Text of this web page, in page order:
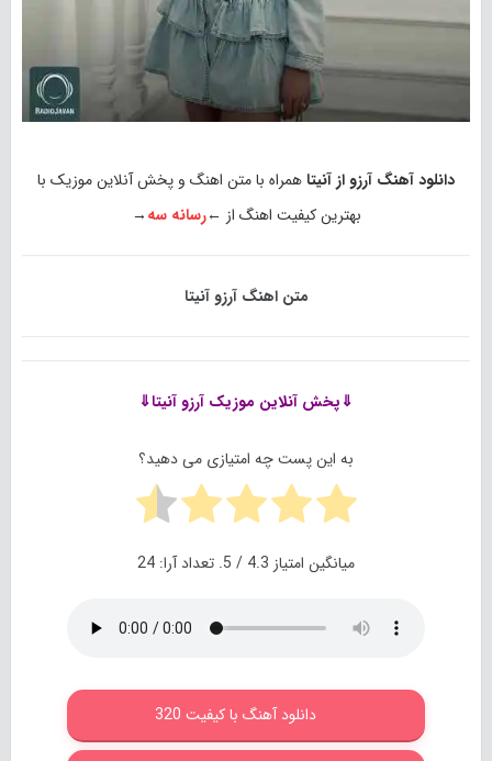
دانلود آهنگ آرزو از آنیتا همراه با متن اهنگ و پخش آنلاین موزیک با
بهترین کیفیت اهنگ از ←رسانه سه→
متن اهنگ آرزو آنیتا
⇓پخش آنلاین موزیک آرزو آنیتا⇓
به این پست چه امتیازی می دهید؟
میانگین امتیاز 4.3 / 5. تعداد آرا: 24
دانلود آهنگ با کیفیت 320